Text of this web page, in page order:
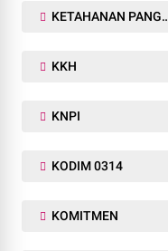
KETAHANAN PANGAN
KKH
KNPI
KODIM 0314
KOMITMEN